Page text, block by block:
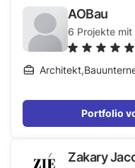
AOBau
6 Projekte
Architekt,
Portfolio
Zakary